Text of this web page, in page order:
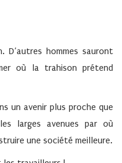
hommes sauront
où la trahison prétend
un avenir plus proche que
larges avenues par où
une société meilleure.